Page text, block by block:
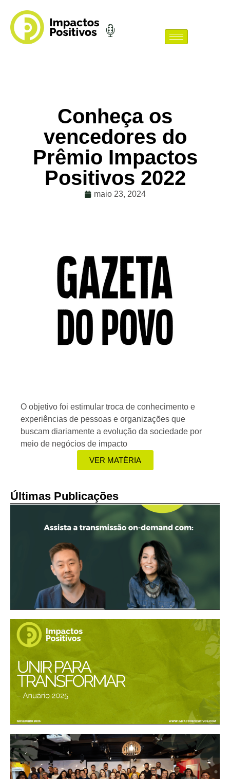
Conheça os
vencedores do
Prêmio Impactos
Positivos 2022
maio 23, 2024
O objetivo foi estimular troca de conhecimento e
experiências de pessoas e organizações que
buscam diariamente a evolução da sociedade por
meio de negócios de impacto
VER MATÉRIA
Últimas Publicações